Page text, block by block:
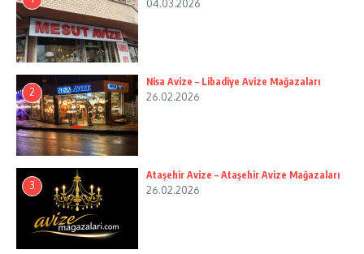
04.03.2026
2
Nisa Avize – Libadiye Avize Mağazaları
26.02.2026
3
Ataşehir Avize – Ataşehir Avize Mağazaları
26.02.2026